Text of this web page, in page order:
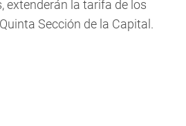
extenderán la tarifa de los
Sección de la Capital.